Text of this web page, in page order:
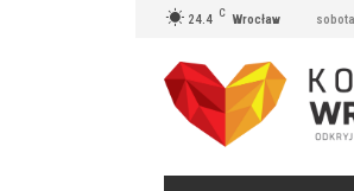
24.4 C Wrocław